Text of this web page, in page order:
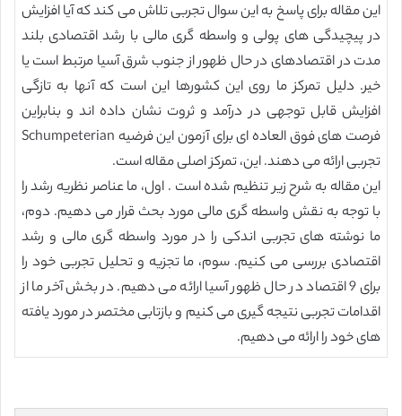
این مقاله برای پاسخ به این سوال تجربی تلاش می کند که آیا افزایش
در پیچیدگی های پولی و واسطه گری مالی با رشد اقتصادی بلند
مدت در اقتصادهای در حال ظهور از جنوب شرق آسیا مرتبط است یا
خیر. دلیل تمرکز ما روی این کشورها این است که آنها به تازگی
افزایش قابل توجهی در درآمد و ثروت نشان داده اند و بنابراین
فرصت های فوق العاده ای برای آزمون این فرضیه Schumpeterian
تجربی ارائه می دهند. این، تمرکز اصلی مقاله است.
این مقاله به شرح زیر تنظیم شده است . اول، ما عناصر نظریه رشد را
با توجه به نقش واسطه گری مالی مورد بحث قرار می دهیم. دوم،
ما نوشته های تجربی اندکی را در مورد واسطه گری مالی و رشد
اقتصادی بررسی می کنیم. سوم، ما تجزیه و تحلیل تجربی خود را
برای 9 اقتصاد در حال ظهور آسیا ارائه می دهیم. در بخش آخر ما از
اقدامات تجربی نتیجه گیری می کنیم و بازتابی مختصر در مورد یافته
های خود را ارائه می دهیم.